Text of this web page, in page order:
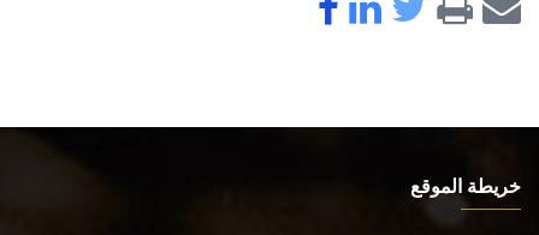
خريطة الموقع